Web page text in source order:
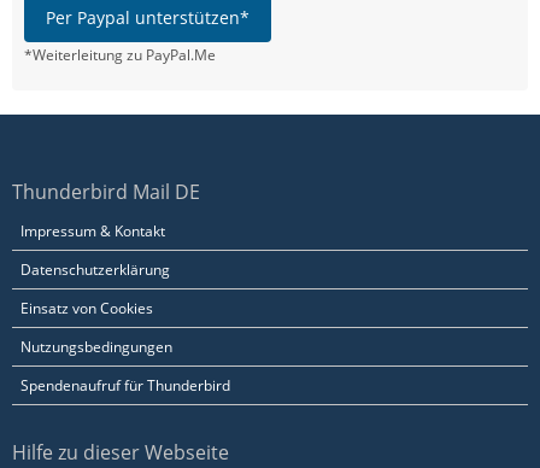
Per Paypal unterstützen*
*Weiterleitung zu PayPal.Me
Thunderbird Mail DE
Impressum & Kontakt
Datenschutzerklärung
Einsatz von Cookies
Nutzungsbedingungen
Spendenaufruf für Thunderbird
Hilfe zu dieser Webseite